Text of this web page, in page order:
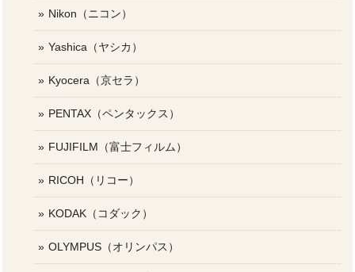
Nikon（ニコン）
Yashica（ヤシカ）
Kyocera（京セラ）
PENTAX（ペンタックス）
FUJIFILM（富士フィルム）
RICOH（リコー）
KODAK（コダック）
OLYMPUS（オリンパス）